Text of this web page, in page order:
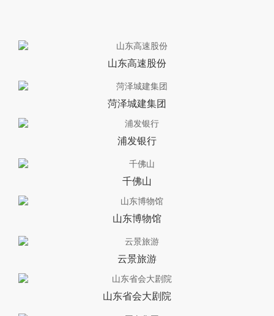
山东高速股份
菏泽城建集团
浦发银行
千佛山
山东博物馆
云景旅游
山东省会大剧院